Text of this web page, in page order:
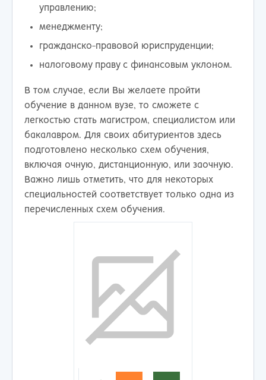
управлению;
менеджменту;
гражданско-правовой юриспруденции;
налоговому праву с финансовым уклоном.
В том случае, если Вы желаете пройти
обучение в данном вузе, то сможете с
легкостью стать магистром, специалистом или
бакалавром. Для своих абитуриентов здесь
подготовлено несколько схем обучения,
включая очную, дистанционную, или заочную.
Важно лишь отметить, что для некоторых
специальностей соответствует только одна из
перечисленных схем обучения.